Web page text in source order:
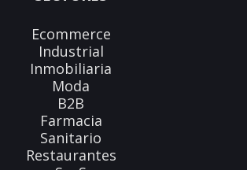
Ecommerce
Industrial
Inmobiliaria
Moda
B2B
Farmacia
Sanitario
Restaurantes